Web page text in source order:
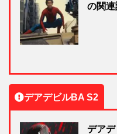
の関連
デアデビルBA S2
デア